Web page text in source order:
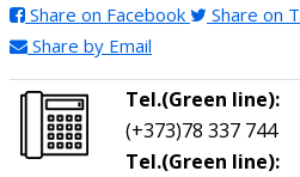
Share on Facebook Share on
Share by Email
Tel.(Green line):
(+373)78 337 744
Tel.(Green line):